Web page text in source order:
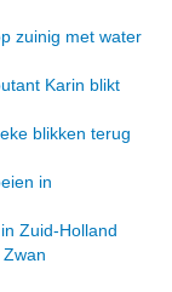
zuinig met water
Karin blikt
blikken terug
in
Zuid-Holland